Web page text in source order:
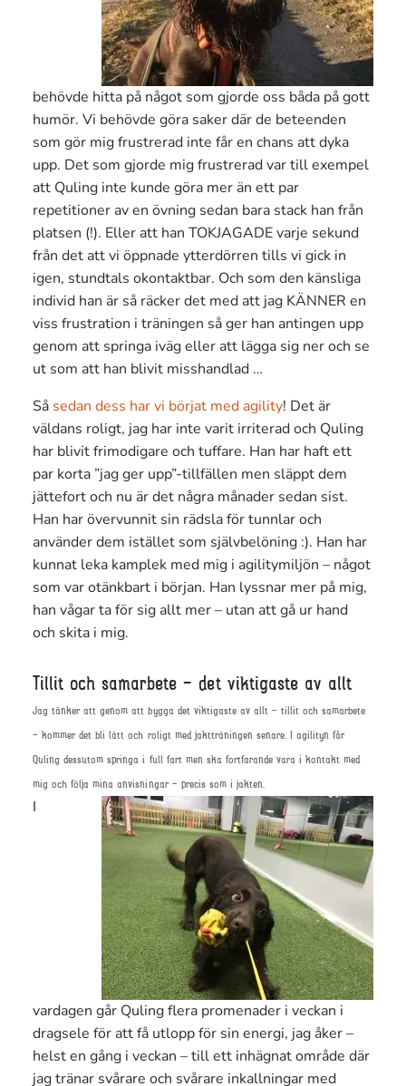
behövde hitta på något som gjorde oss båda på gott
humör. Vi behövde göra saker där de beteenden
som gör mig frustrerad inte får en chans att dyka
upp. Det som gjorde mig frustrerad var till exempel
att Quling inte kunde göra mer än ett par
repetitioner av en övning sedan bara stack han från
platsen (!). Eller att han TOKJAGADE varje sekund
från det att vi öppnade ytterdörren tills vi gick in
igen, stundtals okontaktbar. Och som den känsliga
individ han är så räcker det med att jag KÄNNER en
viss frustration i träningen så ger han antingen upp
genom att springa iväg eller att lägga sig ner och se
ut som att han blivit misshandlad …
Så sedan dess har vi börjat med agility! Det är
väldans roligt, jag har inte varit irriterad och Quling
har blivit frimodigare och tuffare. Han har haft ett
par korta ”jag ger upp”-tillfällen men släppt dem
jättefort och nu är det några månader sedan sist.
Han har övervunnit sin rädsla för tunnlar och
använder dem istället som självbelöning :). Han har
kunnat leka kamplek med mig i agilitymiljön – något
som var otänkbart i början. Han lyssnar mer på mig,
han vågar ta för sig allt mer – utan att gå ur hand
och skita i mig.
Tillit och samarbete – det viktigaste av allt
Jag tänker att genom att bygga det viktigaste av allt – tillit och samarbete
– kommer det bli lätt och roligt med jaktträningen senare. I agilityn får
Quling dessutom springa i full fart men ska fortfarande vara i kontakt med
mig och följa mina anvisningar – precis som i jakten.
I
vardagen går Quling flera promenader i veckan i
dragsele för att få utlopp för sin energi, jag åker –
helst en gång i veckan – till ett inhägnat område där
jag tränar svårare och svårare inkallningar med